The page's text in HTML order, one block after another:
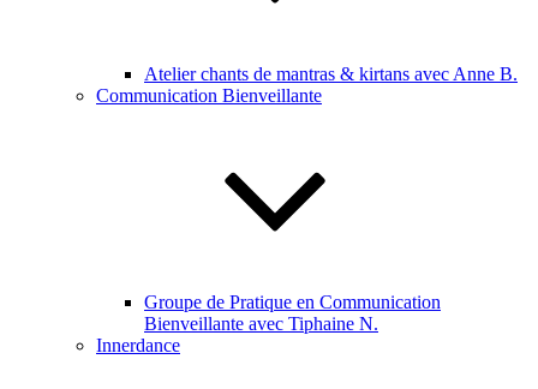
Atelier chants de mantras & kirtans avec Anne B.
Communication Bienveillante
Groupe de Pratique en Communication
Bienveillante avec Tiphaine N.
Innerdance